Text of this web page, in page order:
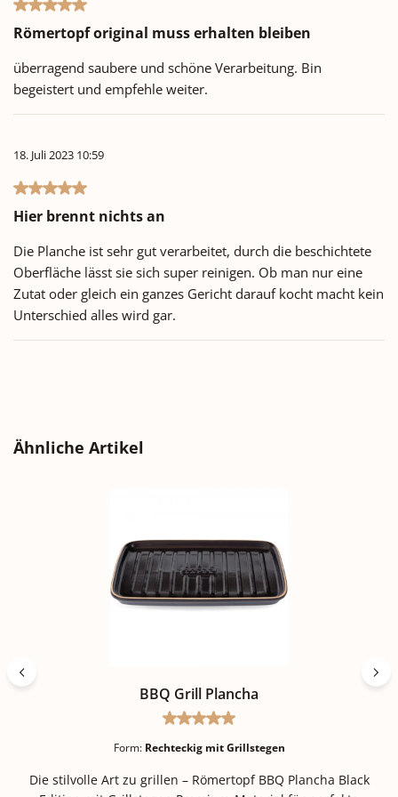
Bewertung mit 5 von 5 Sternen
Römertopf original muss erhalten bleiben
überragend saubere und schöne Verarbeitung. Bin
begeistert und empfehle weiter.
18. Juli 2023 10:59
Bewertung mit 5 von 5 Sternen
Hier brennt nichts an
Die Planche ist sehr gut verarbeitet, durch die beschichtete
Oberfläche lässt sie sich super reinigen. Ob man nur eine
Zutat oder gleich ein ganzes Gericht darauf kocht macht kein
Unterschied alles wird gar.
Produktgalerie überspringen
Ähnliche Artikel
BBQ Grill Plancha
Durchschnittliche Bewertung
Form: Rechteckig mit Grillstegen
Die stilvolle Art zu grillen – Römertopf BBQ Plancha Black